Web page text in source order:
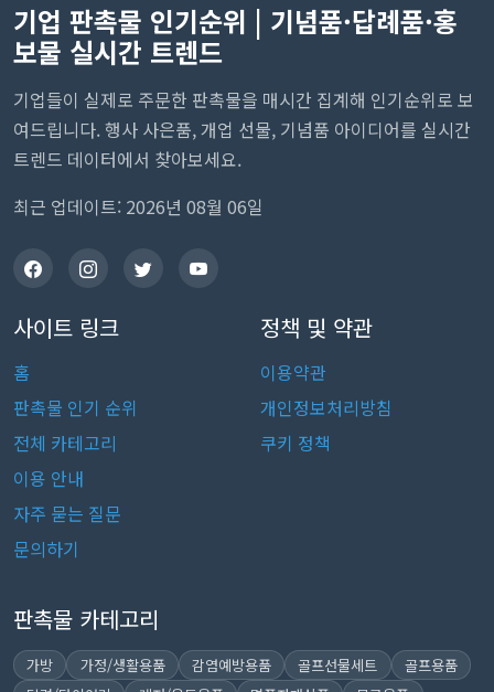
기업 판촉물 인기순위 | 기념품·답례품·홍
보물 실시간 트렌드
기업들이 실제로 주문한 판촉물을 매시간 집계해 인기순위로 보
여드립니다. 행사 사은품, 개업 선물, 기념품 아이디어를 실시간
트렌드 데이터에서 찾아보세요.
최근 업데이트: 2026년 08월 06일
사이트 링크
홈
판촉물 인기 순위
전체 카테고리
이용 안내
자주 묻는 질문
문의하기
정책 및 약관
이용약관
개인정보처리방침
쿠키 정책
판촉물 카테고리
가방 가정/생활용품 감염예방용품 골프선물세트
골프용품